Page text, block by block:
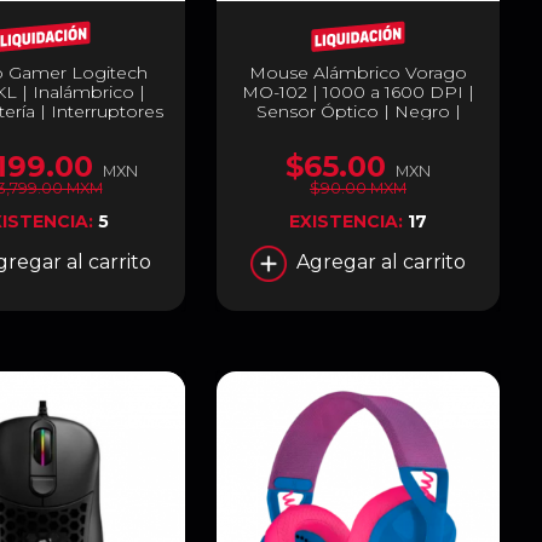
Gamer Logitech
| Inalámbrico |
| Interruptores
Multimedia
de Volumen | 920-
009660
MXN
MXM
5
al carrito
Mouse Alámbrico Vorago
MO-102 | 1000 a 1600 DPI |
Sensor Óptico | Negro |
$65.00
MXN
$90.00 MXM
EXISTENCIA: 17
Agregar al carrito